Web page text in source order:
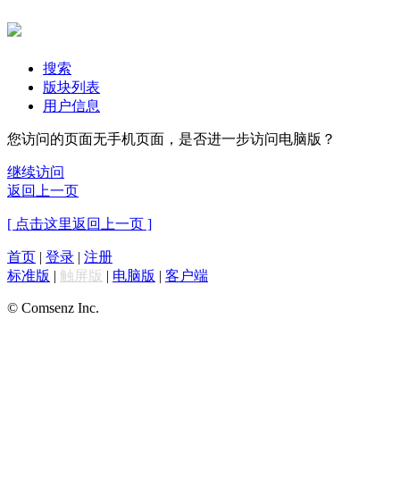
搜索
版块列表
用户信息
您访问的页面无手机页面，是否进一步访问电脑版？
继续访问
返回上一页
[ 点击这里返回上一页 ]
首页 | 登录 | 注册
标准版 | 触屏版 | 电脑版 | 客户端
© Comsenz Inc.